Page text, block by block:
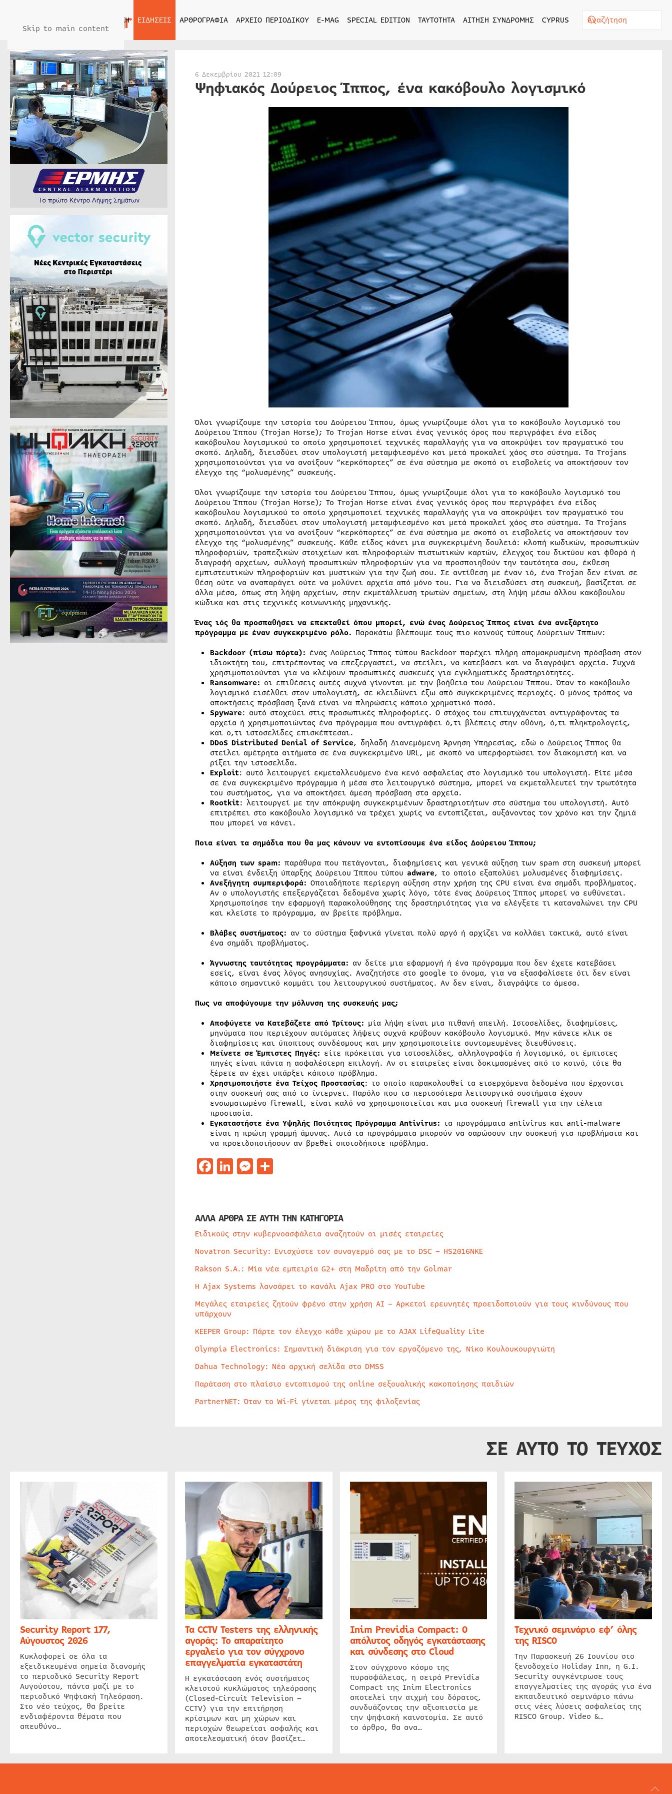
Skip to main content
ΑΡΧΙΚΗ ΕΙΔΗΣΕΙΣ ΑΡΘΡΟΓΡΑΦΙΑ ΑΡΧΕΙΟ ΠΕΡΙΟΔΙΚΟΥ E-MAG SPECIAL EDITION ΤΑΥΤΟΤΗΤΑ ΑΙΤΗΣΗ ΣΥΝΔΡΟΜΗΣ CYPRUS
6 Δεκεμβρίου 2021 12:09
Ψηφιακός Δούρειος Ίππος, ένα κακόβουλο λογισμικό
Όλοι γνωρίζουμε την ιστορία του Δούρειου Ίππου, όμως γνωρίζουμε όλοι για το κακόβουλο λογισμικό του
Δούρειου Ίππου (Trojan Horse); Το Trojan Horse είναι ένας γενικός όρος που περιγράφει ένα είδος
κακόβουλου λογισμικού το οποίο χρησιμοποιεί τεχνικές παραλλαγής για να αποκρύψει τον πραγματικό του
σκοπό. Δηλαδή, διεισδύει στον υπολογιστή μεταμφιεσμένο και μετά προκαλεί χάος στο σύστημα. Τα Trojans
χρησιμοποιούνται για να ανοίξουν “κερκόπορτες” σε ένα σύστημα με σκοπό οι εισβολείς να αποκτήσουν τον
έλεγχο της “μολυσμένης” συσκευής.
Όλοι γνωρίζουμε την ιστορία του Δούρειου Ίππου, όμως γνωρίζουμε όλοι για το κακόβουλο λογισμικό του
Δούρειου Ίππου (Trojan Horse); Το Trojan Horse είναι ένας γενικός όρος που περιγράφει ένα είδος
κακόβουλου λογισμικού το οποίο χρησιμοποιεί τεχνικές παραλλαγής για να αποκρύψει τον πραγματικό του
σκοπό. Δηλαδή, διεισδύει στον υπολογιστή μεταμφιεσμένο και μετά προκαλεί χάος στο σύστημα. Τα Trojans
χρησιμοποιούνται για να ανοίξουν “κερκόπορτες” σε ένα σύστημα με σκοπό οι εισβολείς να αποκτήσουν τον
έλεγχο της “μολυσμένης” συσκευής. Κάθε είδος κάνει μια συγκεκριμένη δουλειά: κλοπή κωδικών, προσωπικών
πληροφοριών, τραπεζικών στοιχείων και πληροφοριών πιστωτικών καρτών, έλεγχος του δικτύου και φθορά ή
διαγραφή αρχείων, συλλογή προσωπικών πληροφοριών για να προσποιηθούν την ταυτότητα σου, έκθεση
εμπιστευτικών πληροφοριών και μυστικών για την ζωή σου. Σε αντίθεση με έναν ιό, ένα Trojan δεν είναι σε
θέση ούτε να αναπαράγει ούτε να μολύνει αρχεία από μόνο του. Για να διεισδύσει στη συσκευή, βασίζεται σε
άλλα μέσα, όπως στη λήψη αρχείων, στην εκμετάλλευση τρωτών σημείων, στη λήψη μέσω άλλου κακόβουλου
κώδικα και στις τεχνικές κοινωνικής μηχανικής.
Ένας ιός θα προσπαθήσει να επεκταθεί όπου μπορεί, ενώ ένας Δούρειος Ίππος είναι ένα ανεξάρτητο
πρόγραμμα με έναν συγκεκριμένο ρόλο. Παρακάτω βλέπουμε τους πιο κοινούς τύπους Δούρειων Ίππων:
Backdoor (πίσω πόρτα): ένας Δούρειος Ίππος τύπου Backdoor παρέχει πλήρη απομακρυσμένη πρόσβαση στον
ιδιοκτήτη του, επιτρέποντας να επεξεργαστεί, να στείλει, να κατεβάσει και να διαγράψει αρχεία. Συχνά
χρησιμοποιούνται για να κλέψουν προσωπικές συσκευές για εγκληματικές δραστηριότητες.
Ransomware: οι επιθέσεις αυτές συχνά γίνονται με την βοήθεια του Δούρειου Ίππου. Όταν το κακόβουλο
λογισμικό εισέλθει στον υπολογιστή, σε κλειδώνει έξω από συγκεκριμένες περιοχές. Ο μόνος τρόπος να
αποκτήσεις πρόσβαση ξανά είναι να πληρώσεις κάποιο χρηματικό ποσό.
Spyware: αυτό στοχεύει στις προσωπικές πληροφορίες. Ο στόχος του επιτυγχάνεται αντιγράφοντας τα
αρχεία ή χρησιμοποιώντας ένα πρόγραμμα που αντιγράφει ό,τι βλέπεις στην οθόνη, ό,τι πληκτρολογείς,
και ο,τι ιστοσελίδες επισκέπτεσαι.
DDoS Distributed Denial of Service, δηλαδή Διανεμόμενη Άρνηση Υπηρεσίας, εδώ ο Δούρειος Ίππος θα
στείλει αμέτρητα αιτήματα σε ένα συγκεκριμένο URL, με σκοπό να υπερφορτώσει τον διακομιστή και να
ρίξει την ιστοσελίδα.
Exploit: αυτό λειτουργεί εκμεταλλευόμενο ένα κενό ασφαλείας στο λογισμικό του υπολογιστή. Είτε μέσα
σε ένα συγκεκριμένο πρόγραμμα ή μέσα στο λειτουργικό σύστημα, μπορεί να εκμεταλλευτεί την τρωτότητα
του συστήματος, για να αποκτήσει άμεση πρόσβαση στα αρχεία.
Rootkit: λειτουργεί με την απόκρυψη συγκεκριμένων δραστηριοτήτων στο σύστημα του υπολογιστή. Αυτό
επιτρέπει στο κακόβουλο λογισμικό να τρέχει χωρίς να εντοπίζεται, αυξάνοντας τον χρόνο και την ζημιά
που μπορεί να κάνει.
Ποια είναι τα σημάδια που θα μας κάνουν να εντοπίσουμε ένα είδος Δούρειου Ίππου;
Αύξηση των spam: παράθυρα που πετάγονται, διαφημίσεις και γενικά αύξηση των spam στη συσκευή μπορεί
να είναι ένδειξη ύπαρξης Δούρειου Ίππου τύπου adware, το οποίο εξαπολύει μολυσμένες διαφημίσεις.
Ανεξήγητη συμπεριφορά: Οποιαδήποτε περίεργη αύξηση στην χρήση της CPU είναι ένα σημάδι προβλήματος.
Αν ο υπολογιστής επεξεργάζεται δεδομένα χωρίς λόγο, τότε ένας Δούρειος Ίππος μπορεί να ευθύνεται.
Χρησιμοποίησε την εφαρμογή παρακολούθησης της δραστηριότητας για να ελέγξετε τι καταναλώνει την CPU
και κλείστε το πρόγραμμα, αν βρείτε πρόβλημα.
Βλάβες συστήματος: αν το σύστημα ξαφνικά γίνεται πολύ αργό ή αρχίζει να κολλάει τακτικά, αυτό είναι
ένα σημάδι προβλήματος.
Άγνωστης ταυτότητας προγράμματα: αν δείτε μια εφαρμογή ή ένα πρόγραμμα που δεν έχετε κατεβάσει
εσείς, είναι ένας λόγος ανησυχίας. Αναζητήστε στο google το όνομα, για να εξασφαλίσετε ότι δεν είναι
κάποιο σημαντικό κομμάτι του λειτουργικού συστήματος. Αν δεν είναι, διαγράψτε το άμεσα.
Πως να αποφύγουμε την μόλυνση της συσκευής μας;
Αποφύγετε να Κατεβάζετε από Τρίτους: μία λήψη είναι μια πιθανή απειλή. Ιστοσελίδες, διαφημίσεις,
μηνύματα που περιέχουν αυτόματες λήψεις συχνά κρύβουν κακόβουλο λογισμικό. Μην κάνετε κλικ σε
διαφημίσεις και ύποπτους συνδέσμους και μην χρησιμοποιείτε συντομευμένες διευθύνσεις.
Μείνετε σε Έμπιστες Πηγές: είτε πρόκειται για ιστοσελίδες, αλληλογραφία ή λογισμικό, οι έμπιστες
πηγές είναι πάντα η ασφαλέστερη επιλογή. Αν οι εταιρείες είναι δοκιμασμένες από το κοινό, τότε θα
ξέρετε αν έχει υπάρξει κάποιο πρόβλημα.
Χρησιμοποιήστε ένα Τείχος Προστασίας: το οποίο παρακολουθεί τα εισερχόμενα δεδομένα που έρχονται
στην συσκευή σας από το ίντερνετ. Παρόλο που τα περισσότερα λειτουργικά συστήματα έχουν
ενσωματωμένο firewall, είναι καλό να χρησιμοποιείται και μια συσκευή firewall για την τέλεια
προστασία.
Εγκαταστήστε ένα Υψηλής Ποιότητας Πρόγραμμα Antivirus: τα προγράμματα antivirus και anti-malware
είναι η πρώτη γραμμή άμυνας. Αυτά τα προγράμματα μπορούν να σαρώσουν την συσκευή για προβλήματα και
να προειδοποιήσουν αν βρεθεί οποιοδήποτε πρόβλημα.
Facebook
LinkedIn
Messenger
Μοιραστείτε
ΑΛΛΑ ΑΡΘΡΑ ΣΕ ΑΥΤΗ ΤΗΝ ΚΑΤΗΓΟΡΙΑ
Ειδικούς στην κυβερνοασφάλεια αναζητούν οι μισές εταιρείες
Novatron Security: Ενισχύστε τον συναγερμό σας με το DSC – HS2016NKE
Rakson S.A.: Μία νέα εμπειρία G2+ στη Μαδρίτη από την Golmar
Η Ajax Systems λανσάρει το κανάλι Ajax PRO στο YouTube
Μεγάλες εταιρείες ζητούν φρένο στην χρήση AI – Αρκετοί ερευνητές προειδοποιούν για τους κινδύνους που
υπάρχουν
KEEPER Group: Πάρτε τον έλεγχο κάθε χώρου με το AJAX LifeQuality Lite
Olympia Electronics: Σημαντική διάκριση για τον εργαζόμενο της, Νίκο Κουλουκουργιώτη
Dahua Technology: Νέα αρχική σελίδα στο DMSS
Παράταση στο πλαίσιο εντοπισμού της online σεξουαλικής κακοποίησης παιδιών
PartnerNET: Όταν το Wi-Fi γίνεται μέρος της φιλοξενίας
ΣΕ ΑΥΤΟ ΤΟ ΤΕΥΧΟΣ
Security Report 177,
Αύγουστος 2026
Κυκλοφορεί σε όλα τα
εξειδικευμένα σημεία διανομής
το περιοδικό Security Report
Αυγούστου, πάντα μαζί με το
περιοδικό Ψηφιακή Τηλεόραση.
Στο νέο τεύχος, θα βρείτε
ενδιαφέροντα θέματα που
απευθύνο…
Τα CCTV Testers της ελληνικής
αγοράς: Το απαραίτητο
εργαλείο για τον σύγχρονο
επαγγελματία εγκαταστάτη
Η εγκατάσταση ενός συστήματος
κλειστού κυκλώματος τηλεόρασης
(Closed-Circuit Television –
CCTV) για την επιτήρηση
κρίσιμων και μη χώρων και
περιοχών θεωρείται ασφαλής και
αποτελεσματική όταν βασίζετ…
Inim Previdia Compact: Ο
απόλυτος οδηγός εγκατάστασης
και σύνδεσης στο Cloud
Στον σύγχρονο κόσμο της
πυρασφάλειας, η σειρά Previdia
Compact της Inim Electronics
αποτελεί την αιχμή του δόρατος,
συνδυάζοντας την αξιοπιστία με
την ψηφιακή καινοτομία. Σε αυτό
το άρθρο, θα ανα…
Τεχνικό σεμινάριο εφ’ όλης
της RISCO
Την Παρασκευή 26 Ιουνίου στο
ξενοδοχείο Holiday Inn, η G.I.
Security συγκέντρωσε τους
επαγγελματίες της αγοράς για ένα
εκπαιδευτικό σεμινάριο πάνω
στις νέες λύσεις ασφαλείας της
RISCO Group. Video &…